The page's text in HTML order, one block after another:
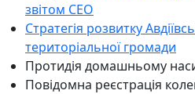
звітом СЕО
Стратегія розвитку
територіальної громади
Протидія домашньому
Повідомна реєстрація